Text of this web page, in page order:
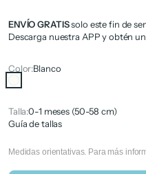
ENVÍO GRATISsolo este fin de
Descarga nuestra APP y obtén
Color:Blanco
Blanco
Talla:0-1 meses (50-58 cm)
Guía de tallas
Medidas orientativas. Para más